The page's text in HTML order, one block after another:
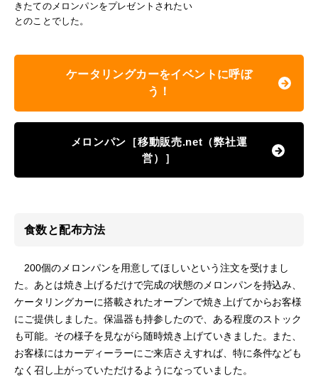
きたてのメロンパンをプレゼントされたい
とのことでした。
ケータリングカーをイベントに呼ぼ
う！
メロンパン［移動販売.net（弊社運
営）］
食数と配布方法
200個のメロンパンを用意してほしいという注文を受けまし
た。あとは焼き上げるだけで完成の状態のメロンパンを持込み、
ケータリングカーに搭載されたオーブンで焼き上げてからお客様
にご提供しました。保温器も持参したので、ある程度のストック
も可能。その様子を見ながら随時焼き上げていきました。また、
お客様にはカーディーラーにご来店さえすれば、特に条件なども
なく召し上がっていただけるようになっていました。